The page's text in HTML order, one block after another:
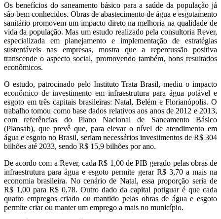
Os benefícios do saneamento básico para a saúde da população já
são bem conhecidos. Obras de abastecimento de água e esgotamento
sanitário promovem um impacto direto na melhoria na qualidade de
vida da população. Mas um estudo realizado pela consultoria Rever,
especializada em planejamento e implementação de estratégias
sustentáveis nas empresas, mostra que a repercussão positiva
transcende o aspecto social, promovendo também, bons resultados
econômicos.
O estudo, patrocinado pelo Instituto Trata Brasil, mediu o impacto
econômico de investimento em infraestrutura para água potável e
esgoto em três capitais brasileiras: Natal, Belém e Florianópolis. O
trabalho tomou como base dados relativos aos anos de 2012 e 2013,
com referências do Plano Nacional de Saneamento Básico
(Plansab), que prevê que, para elevar o nível de atendimento em
água e esgoto no Brasil, seriam necessários investimentos de R$ 304
bilhões até 2033, sendo R$ 15,9 bilhões por ano.
De acordo com a Rever, cada R$ 1,00 de PIB gerado pelas obras de
infraestrutura para água e esgoto permite gerar R$ 3,70 a mais na
economia brasileira. No cenário de Natal, essa proporção seria de
R$ 1,00 para R$ 0,78. Outro dado da capital potiguar é que cada
quatro empregos criado ou mantido pelas obras de água e esgoto
permite criar ou manter um emprego a mais no município.